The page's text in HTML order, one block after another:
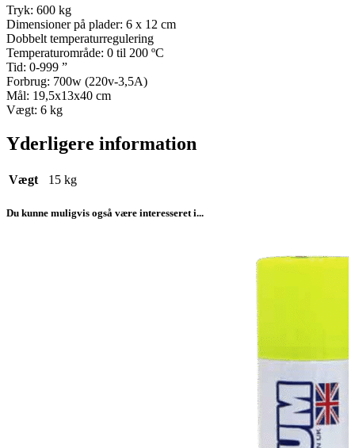
Tryk: 600 kg
Dimensioner på plader: 6 x 12 cm
Dobbelt temperaturregulering
Temperaturområde: 0 til 200 ºC
Tid: 0-999 ”
Forbrug: 700w (220v-3,5A)
Mål: 19,5x13x40 cm
Vægt: 6 kg
Yderligere information
Vægt 15 kg
Du kunne muligvis også være interesseret i...